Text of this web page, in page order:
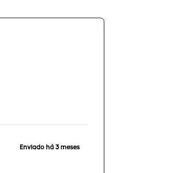
Enviado há 3 meses